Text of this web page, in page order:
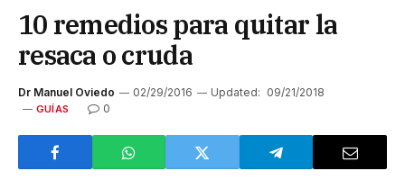
10 remedios para quitar la
resaca o cruda
Dr Manuel Oviedo 02/29/2016 Updated: 09/21/2018
GUÍAS 0